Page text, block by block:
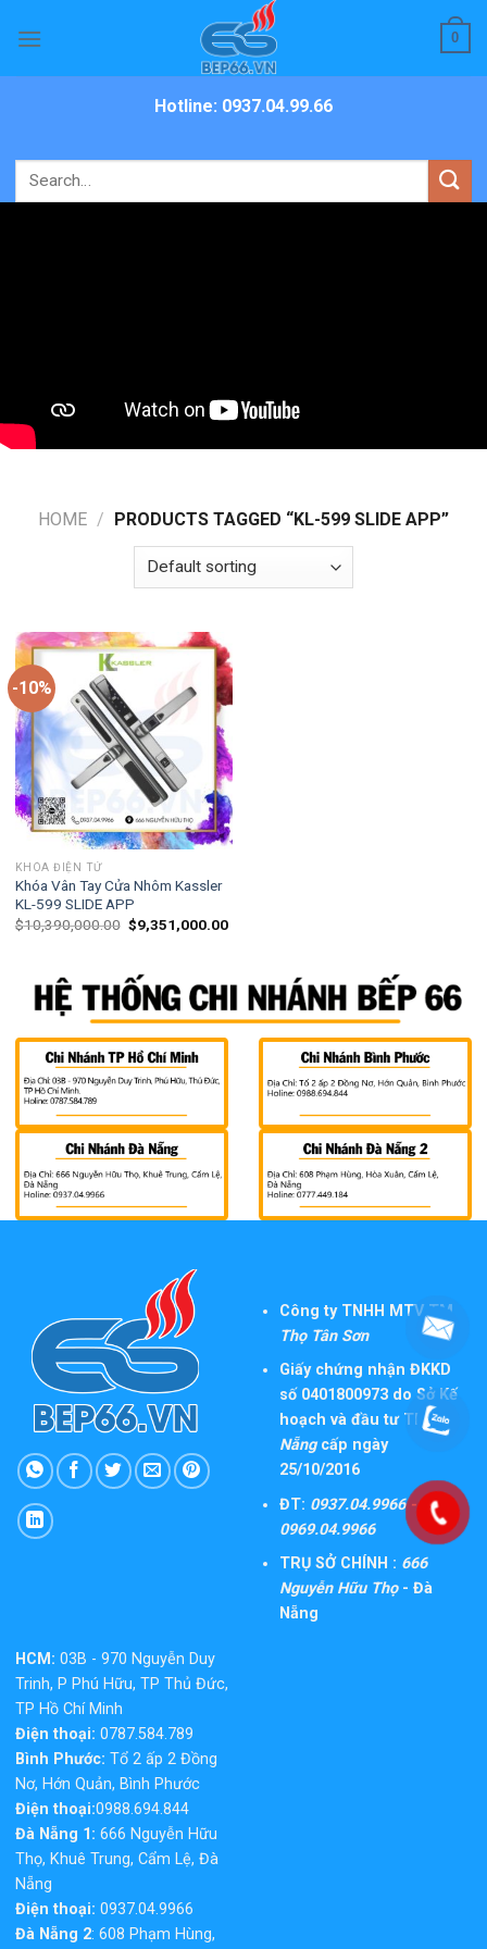
0
Hotline: 0937.04.99.66
Search
for:
HOME / PRODUCTS TAGGED “KL-599 SLIDE APP”
-10%
KHÓA ĐIỆN TỬ
Khóa Vân Tay Cửa Nhôm Kassler
KL-599 SLIDE APP
$10,390,000.00 $9,351,000.00
Công ty TNHH MTV TM
Thọ Tân Sơn
Giấy chứng nhận ĐKKD
số 0401800973 do Sở Kế
hoạch và đầu tư TPĐà
Nẵngcấp ngày
25/10/2016
ĐT: 0937.04.9966 -
0969.04.9966
TRỤ SỞ CHÍNH : 666
Nguyễn Hữu Thọ- Đà
Nẵng
HCM: 03B - 970 Nguyễn Duy
Trinh, P Phú Hữu, TP Thủ Đức,
TP Hồ Chí Minh
Điện thoại: 0787.584.789
Bình Phước: Tổ 2 ấp 2 Đồng
Nơ, Hớn Quản, Bình Phước
Điện thoại:0988.694.844
Đà Nẵng 1: 666 Nguyễn Hữu
Thọ, Khuê Trung, Cẩm Lệ, Đà
Nẵng
Điện thoại: 0937.04.9966
Đà Nẵng 2: 608 Phạm Hùng,